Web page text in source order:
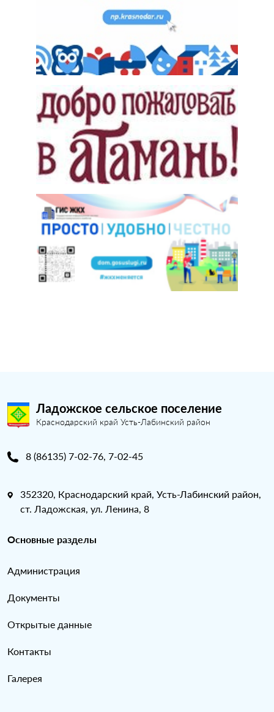
Ладожское сельское поселение
Краснодарский край Усть-Лабинский район
8 (86135) 7-02-76, 7-02-45
352320, Краснодарский край, Усть-Лабинский район,
ст. Ладожская, ул. Ленина, 8
Основные разделы
Администрация
Документы
Открытые данные
Контакты
Галерея